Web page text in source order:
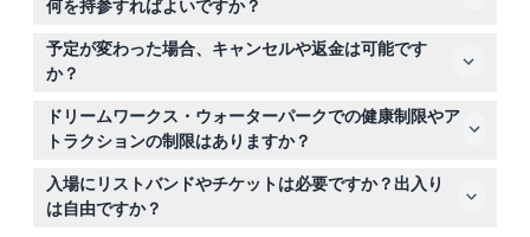
隣で食べ物や飲み物を購入する計画をしてください。ロッ
カーは無料での提供はなく、荷物の保管にはレンタルが必
要です。
何を持参すればよいですか？
水着、タオル、日焼け止め、必要な水泳用具をお持ちくだ
さい。荷物預かり施設はないため、荷物は軽めにするか、
レンタルロッカーを利用して持ち物を保管してください。
予定が変わった場合、キャンセルや返金は可能です
か？
ドリームワークス・ウォーターパークのチケットは返金不
可で、いかなる理由でもキャンセルできませんので、予約
前に日程を確実にご確認ください。
ドリームワークス・ウォーターパークでの健康制限やア
トラクションの制限はありますか？
妊娠中の方、最近手術を受けた方、心臓疾患、てんかん、
その他特定の健康問題をお持ちの方はアトラクションの利
用を避けることをお勧めします。また、安全のために一部
入場にリストバンドやチケットは必要ですか？出入り
は自由ですか？